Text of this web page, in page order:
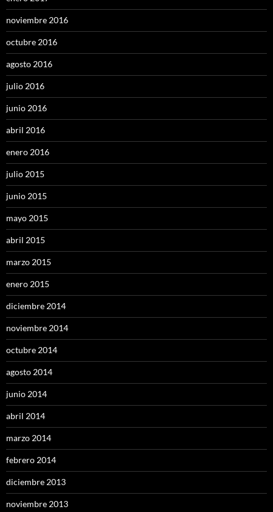
noviembre 2016
octubre 2016
agosto 2016
julio 2016
junio 2016
abril 2016
enero 2016
julio 2015
junio 2015
mayo 2015
abril 2015
marzo 2015
enero 2015
diciembre 2014
noviembre 2014
octubre 2014
agosto 2014
junio 2014
abril 2014
marzo 2014
febrero 2014
diciembre 2013
noviembre 2013